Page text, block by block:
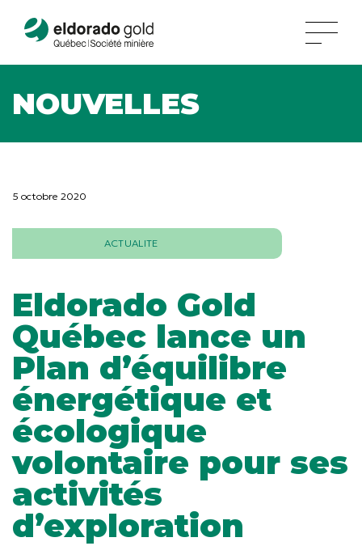
NOUVELLES
5 octobre 2020
ACTUALITE
Eldorado Gold
Québec lance un
Plan d’équilibre
énergétique et
écologique
volontaire pour ses
activités
d’exploration